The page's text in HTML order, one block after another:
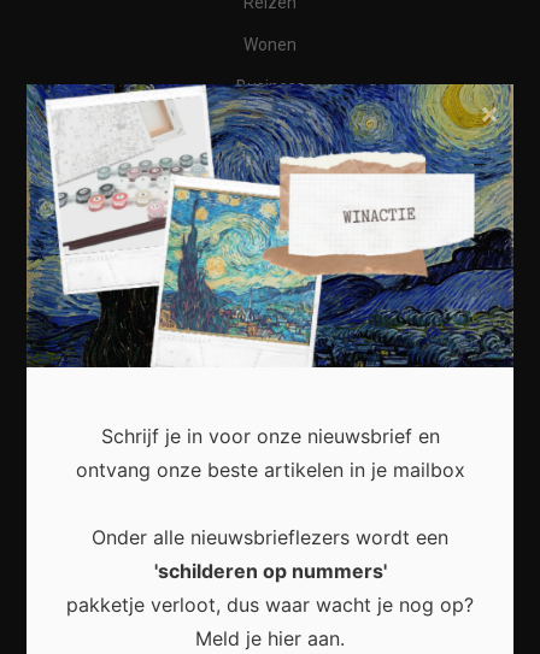
Wonen
Business
Financieel
Varia
Meest recent
Waarom een thuisbatterij steeds interessanter
wordt voor Nederlandse huishoudens
Waarom micro-avonturen de perfecte manier zijn
om Nederland opnieuw te ontdekken
Schrijf je in voor onze nieuwsbrief en
ontvang onze beste artikelen in je mailbox
Onder alle nieuwsbrieflezers wordt een
'schilderen op nummers'
pakketje verloot, dus waar wacht je nog op?
Meld je hier aan.
×